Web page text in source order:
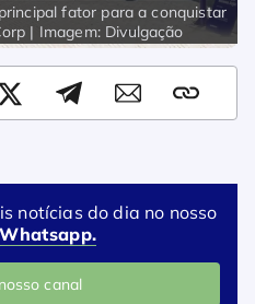
fator para a conquistar
| Imagem: Divulgação
notícias do dia no nosso
Whatsapp.
canal